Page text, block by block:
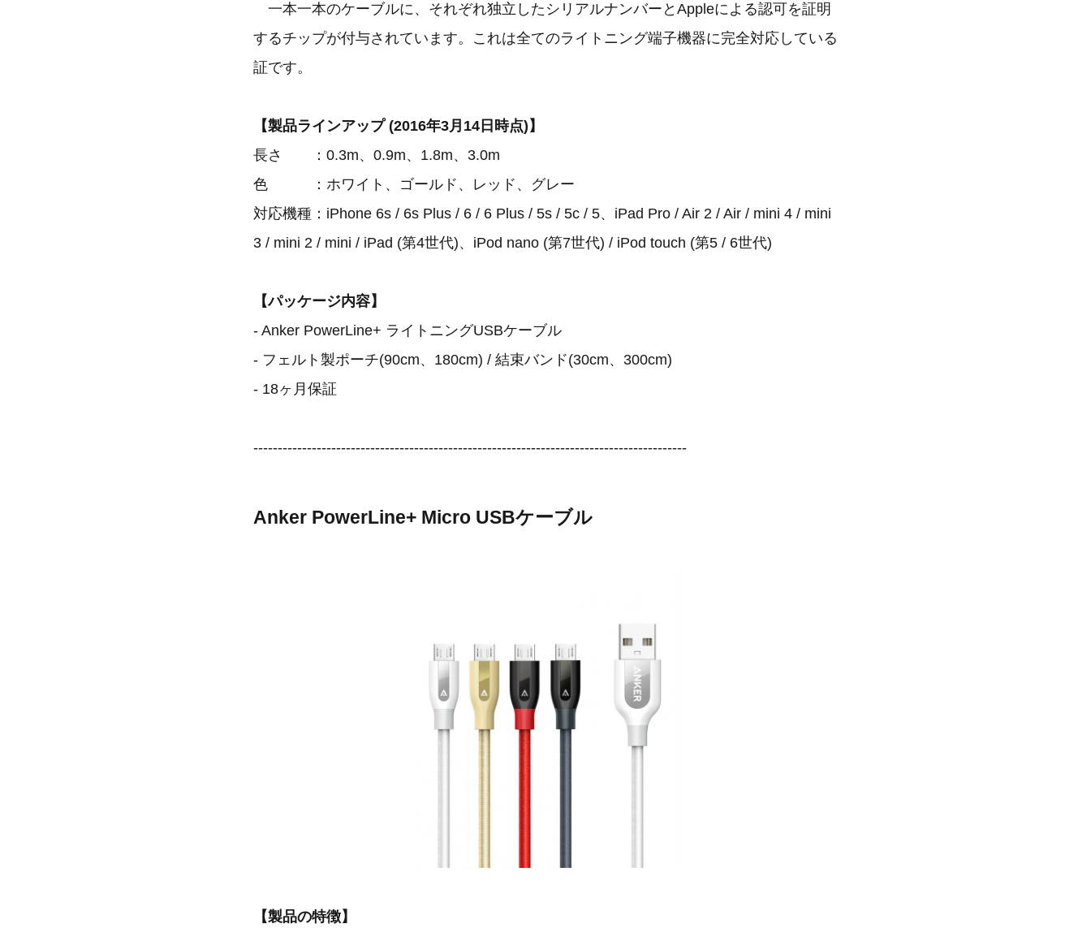
一本一本のケーブルに、それぞれ独立したシリアルナンバーとAppleによる認可を証明
するチップが付与されています。これは全てのライトニング端子機器に完全対応している
証です。
【製品ラインアップ (2016年3月14日時点)】
長さ ：0.3m、0.9m、1.8m、3.0m
色 ：ホワイト、ゴールド、レッド、グレー
対応機種：iPhone 6s / 6s Plus / 6 / 6 Plus / 5s / 5c / 5、iPad Pro / Air 2 / Air / mini 4 / mini
3 / mini 2 / mini / iPad (第4世代)、iPod nano (第7世代) / iPod touch (第5 / 6世代)
【パッケージ内容】
- Anker PowerLine+ ライトニングUSBケーブル
- フェルト製ポーチ(90cm、180cm) / 結束バンド(30cm、300cm)
- 18ヶ月保証
-----------------------------------------------------------------------------------------
Anker PowerLine+ Micro USBケーブル
【製品の特徴】